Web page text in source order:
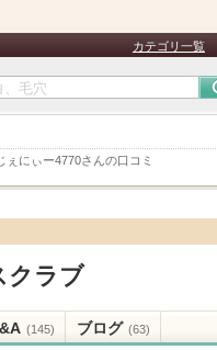
ぇにぃー4770さんの口コミ
カテゴリ一覧
クラブ
(145) ブログ (63)